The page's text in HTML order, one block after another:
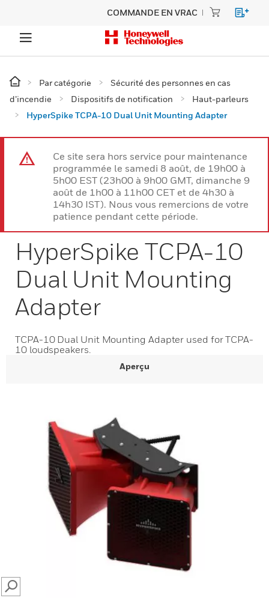
COMMANDE EN VRAC
Par catégorie
Sécurité des personnes en cas
d’incendie
Dispositifs de notification
Haut-parleurs
HyperSpike TCPA-10 Dual Unit Mounting Adapter
Ce site sera hors service pour maintenance
programmée le samedi 8 août, de 19h00 à
5h00 EST (23h00 à 9h00 GMT, dimanche 9
août de 1h00 à 11h00 CET et de 4h30 à
14h30 IST). Nous vous remercions de votre
patience pendant cette période.
HyperSpike TCPA-10
Dual Unit Mounting
Adapter
TCPA-10 Dual Unit Mounting Adapter used for TCPA-
10 loudspeakers.
Aperçu
SEARCH